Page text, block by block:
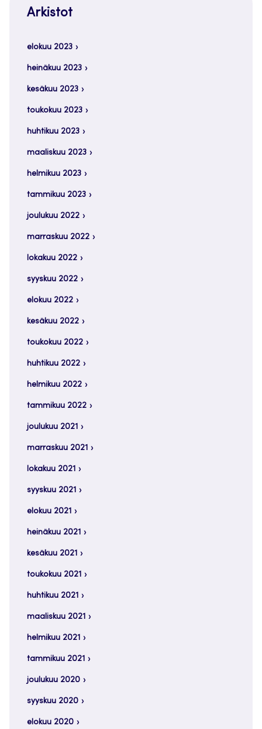
Arkistot
elokuu 2023
heinäkuu 2023
kesäkuu 2023
toukokuu 2023
huhtikuu 2023
maaliskuu 2023
helmikuu 2023
tammikuu 2023
joulukuu 2022
marraskuu 2022
lokakuu 2022
syyskuu 2022
elokuu 2022
kesäkuu 2022
toukokuu 2022
huhtikuu 2022
helmikuu 2022
tammikuu 2022
joulukuu 2021
marraskuu 2021
lokakuu 2021
syyskuu 2021
elokuu 2021
heinäkuu 2021
kesäkuu 2021
toukokuu 2021
huhtikuu 2021
maaliskuu 2021
helmikuu 2021
tammikuu 2021
joulukuu 2020
syyskuu 2020
elokuu 2020